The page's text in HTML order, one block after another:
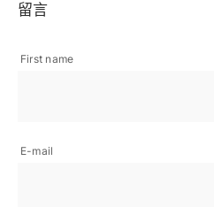
留言
First name
E-mail